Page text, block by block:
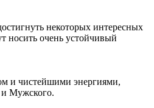
некоторых интересных
носить очень устойчивый
и чистейшими энергиями,
и Мужского.